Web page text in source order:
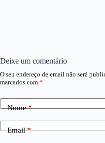
Deixe um comentário
O seu endereço de email não será
marcados com *
Nome*
Email*